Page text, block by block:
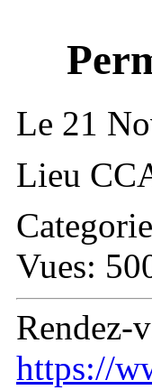
Le 21
Lieu
Vues:
https://